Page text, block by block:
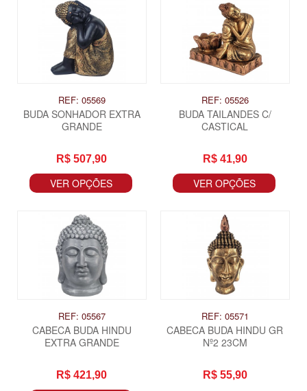
REF: 05569
BUDA SONHADOR EXTRA
GRANDE
R$ 507,90
VER OPÇÕES
REF: 05526
BUDA TAILANDES C/
CASTICAL
R$ 41,90
VER OPÇÕES
REF: 05567
CABECA BUDA HINDU
EXTRA GRANDE
R$ 421,90
REF: 05571
CABECA BUDA HINDU GR
Nº2 23CM
R$ 55,90